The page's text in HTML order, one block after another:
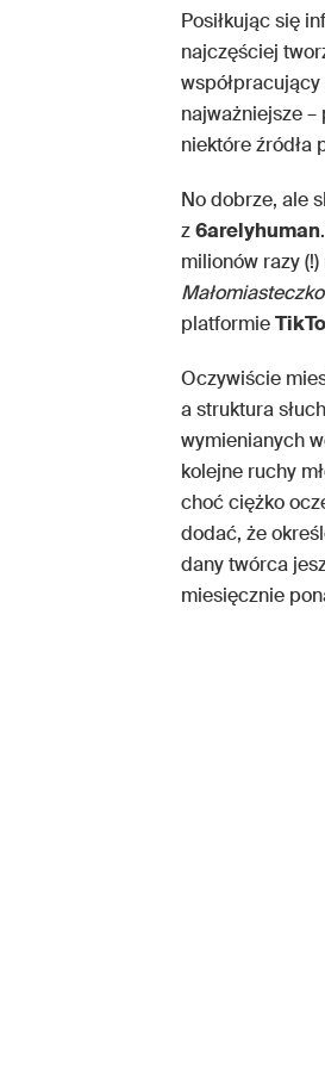
Posiłkując się
najczęściej
współpracujący
najważniejsze
niektóre źródła
No dobrze, ale
z6arelyhuman
milionów razy (!)
platformie
Oczywiście
a struktura
wymienianych
kolejne ruchy
choć ciężko
dodać, że
dany twórca
miesięcznie